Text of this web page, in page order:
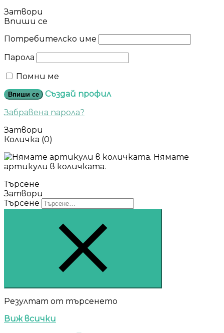
Затвори
Впиши се
Потребителско име
Парола
Помни ме
Впиши се
Създай профил
Забравена парола?
Затвори
Количка (0)
Нямате
артикули в количката.
Търсене
Затвори
Търсене
Резултат от търсенето
Виж всички